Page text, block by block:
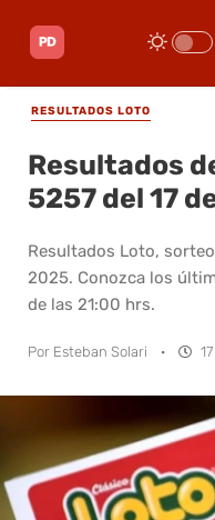
RESULTADOS LOTO
Resultados
5257 del 17
Resultados Loto,
2025. Conozca los
de las 21:00 hrs.
Por Esteban Solari ·